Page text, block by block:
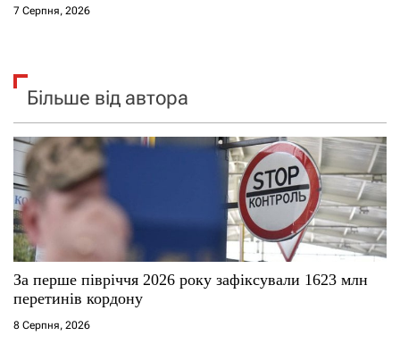
7 Серпня, 2026
Більше від автора
За перше півріччя 2026 року зафіксували 1623 млн
перетинів кордону
8 Серпня, 2026